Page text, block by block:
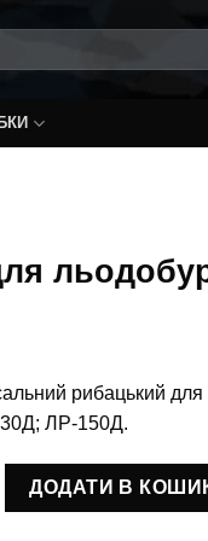
рибацький для
ЛР-150Д.
ЧДЛ-11
ДОДАТИ В